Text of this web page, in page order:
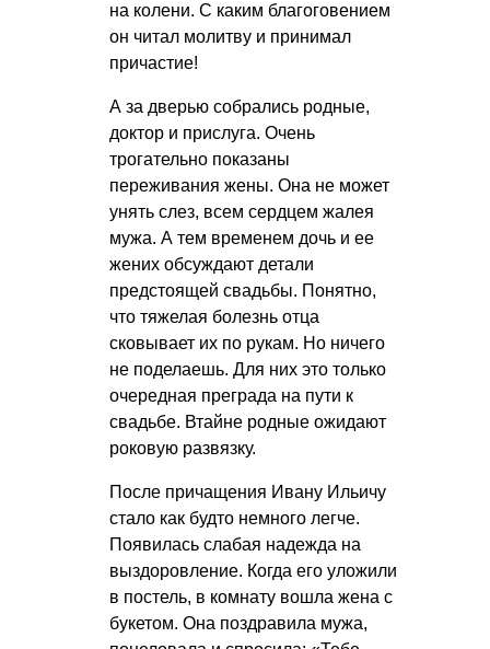
на колени. С каким благоговением
он читал молитву и принимал
причастие!
А за дверью собрались родные,
доктор и прислуга. Очень
трогательно показаны
переживания жены. Она не может
унять слез, всем сердцем жалея
мужа. А тем временем дочь и ее
жених обсуждают детали
предстоящей свадьбы. Понятно,
что тяжелая болезнь отца
сковывает их по рукам. Но ничего
не поделаешь. Для них это только
очередная преграда на пути к
свадьбе. Втайне родные ожидают
роковую развязку.
После причащения Ивану Ильичу
стало как будто немного легче.
Появилась слабая надежда на
выздоровление. Когда его уложили
в постель, в комнату вошла жена с
букетом. Она поздравила мужа,